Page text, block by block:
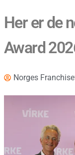
Her er de
Award
Norges